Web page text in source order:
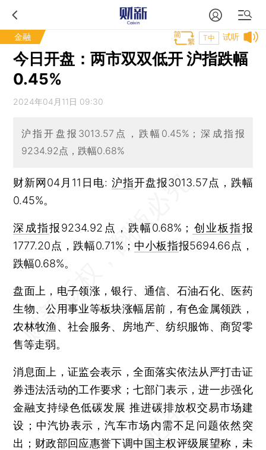
金融 试听
T中
今日开盘：两市双双低开 沪指跌幅
0.45%
2024年04月11日 09:30
沪指开盘报3013.57点，跌幅0.45%；深成指报
9234.92点，跌幅0.68%
财新网04月11日电: 沪指开盘报3013.57点，跌幅
0.45%。
深成指报9234.92点，跌幅0.68%； 创业板指报
1777.20点，跌幅0.71%； 中小板指报5694.66点，
跌幅0.68%。
盘面上，电子领涨，银行、通信、石油石化、医药
生物、公用事业等板块涨幅居前，有色金属领跌，
农林牧渔、社会服务、房地产、纺织服饰、商贸零
售等走弱。
消息面上，证监会表示，全面落实依法从严打击证
券违法活动的工作要求；七部门表示，进一步强化
金融支持绿色低碳发展 推进碳排放权交易市场建
设；中汽协表示，汽车市场内需不足问题依然突
出；财政部回应惠誉下调中国主权评级展望称，未